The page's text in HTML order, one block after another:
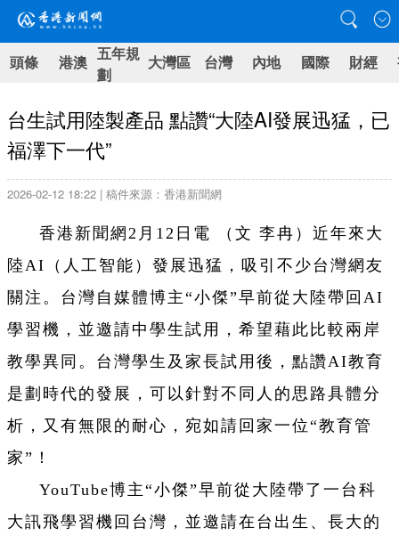
頭條 港澳 五年規
劃
大灣區 台灣 內地 國際 財經
台生試用陸製產品 點讚“大陸AI發展迅猛，已
福澤下一代”
2026-02-12 18:22 | 稿件來源：香港新聞網
香港新聞網2月12日電 （文 李冉）近年來大
陸AI（人工智能）發展迅猛，吸引不少台灣網友
關注。台灣自媒體博主“小傑”早前從大陸帶回AI
學習機，並邀請中學生試用，希望藉此比較兩岸
教學異同。台灣學生及家長試用後，點讚AI教育
是劃時代的發展，可以針對不同人的思路具體分
析，又有無限的耐心，宛如請回家一位“教育管
家”！
YouTube博主“小傑”早前從大陸帶了一台科
大訊飛學習機回台灣，並邀請在台出生、長大的